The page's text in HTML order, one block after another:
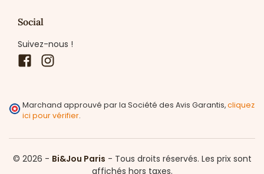
Social
Suivez-nous !
Facebook
Marchand approuvé par la Société des Avis Garantis,cliquez
ici pour vérifier.
© 2026 - Bi&Jou Paris - Tous droits réservés. Les prix sont
affichés hors taxes.